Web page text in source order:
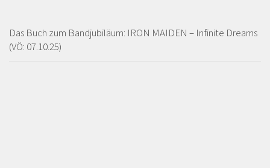
Das Buch zum Bandjubiläum: IRON MAIDEN – Infinite Dreams
(VÖ: 07.10.25)